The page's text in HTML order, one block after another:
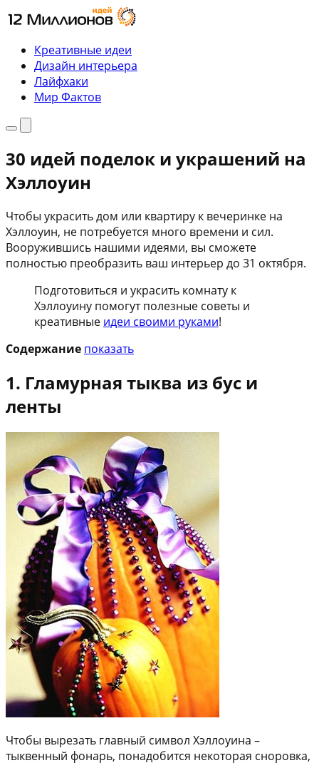
Перейти
к
содержимому
Креативные идеи
Дизайн интерьера
Лайфхаки
Мир Фактов
МенюПоиск
30 идей поделок и украшений на
Хэллоуин
Чтобы украсить дом или квартиру к вечеринке на
Хэллоуин, не потребуется много времени и сил.
Вооружившись нашими идеями, вы сможете
полностью преобразить ваш интерьер до 31 октября.
Подготовиться и украсить комнату к
Хэллоуину помогут полезные советы и
креативные идеи своими руками!
Содержание показать
1. Гламурная тыква из бус и
ленты
Чтобы вырезать главный символ Хэллоуина –
тыквенный фонарь, понадобится некоторая сноровка,